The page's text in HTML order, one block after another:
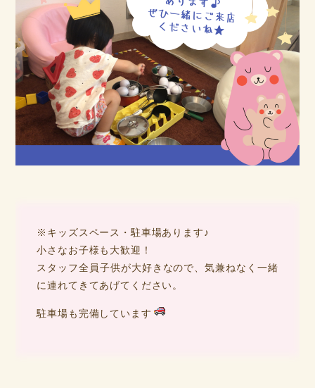
※キッズスペース・駐車場あります♪
小さなお子様も大歓迎！
スタッフ全員子供が大好きなので、気兼ねなく一緒
に連れてきてあげてください。
駐車場も完備しています